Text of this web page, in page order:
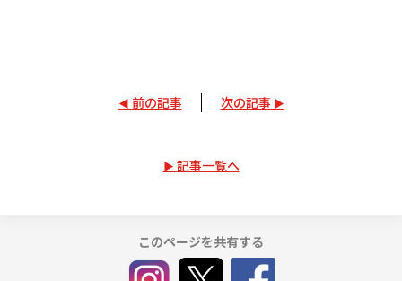
前の記事 次の記事
記事一覧へ
このページを共有する